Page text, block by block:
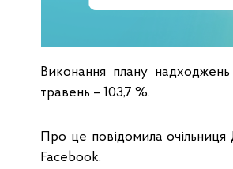
Виконання плану
травень – 103,7 %.
Про це повідомила очільниця
Facebook.